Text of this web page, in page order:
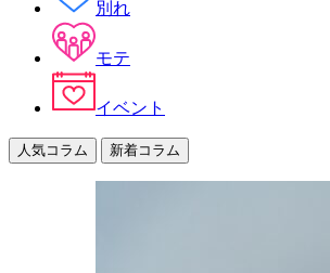
別れ
モテ
イベント
人気コラム 新着コラム